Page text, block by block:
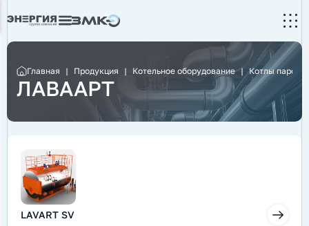
Главная | Продукция | Котельное оборудование | Котлы
ЛАВААРТ
LAVART SV